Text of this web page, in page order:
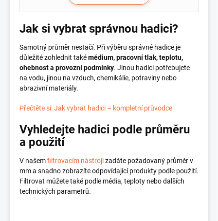
Jak si vybrat správnou hadici?
Samotný průměr nestačí. Při výběru správné hadice je
důležité zohlednit takémédium, pracovní tlak, teplotu,
ohebnost a provozní podmínky. Jinou hadici potřebujete
na vodu, jinou na vzduch, chemikálie, potraviny nebo
abrazivní materiály.
Přečtěte si: Jak vybrat hadici – kompletní průvodce
Vyhledejte hadici podle průměru
a použití
V našemfiltrovacím nástrojizadáte požadovaný průměr v
mm a snadno zobrazíte odpovídající produkty podle použití.
Filtrovat můžete také podle média, teploty nebo dalších
technických parametrů.